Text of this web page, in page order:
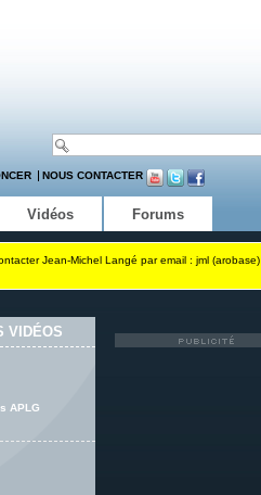
NOUS CONTACTER
Vidéos Forums
Jean-Michel Langé par email : jml (arobase)
VIDÉOS
APLG